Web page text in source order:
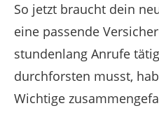
So jetzt braucht dein
eine passende
stundenlang Anrufe
durchforsten musst,
Wichtige